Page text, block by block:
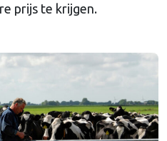
prijs te krijgen.